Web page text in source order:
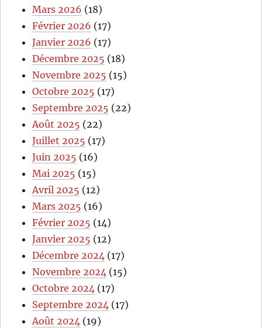
Mars 2026 (18)
Février 2026 (17)
Janvier 2026 (17)
Décembre 2025 (18)
Novembre 2025 (15)
Octobre 2025 (17)
Septembre 2025 (22)
Août 2025 (22)
Juillet 2025 (17)
Juin 2025 (16)
Mai 2025 (15)
Avril 2025 (12)
Mars 2025 (16)
Février 2025 (14)
Janvier 2025 (12)
Décembre 2024 (17)
Novembre 2024 (15)
Octobre 2024 (17)
Septembre 2024 (17)
Août 2024 (19)